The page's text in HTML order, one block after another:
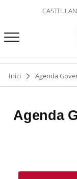
Inici Agenda
Agenda